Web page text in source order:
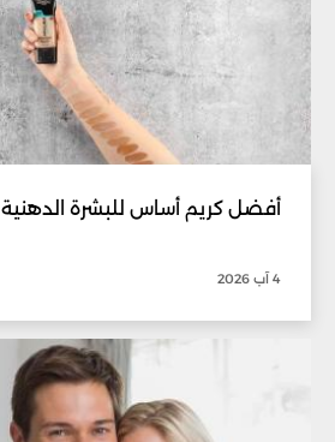
أفضل كريم أساس للبشرة الدهنية
4 آب 2026